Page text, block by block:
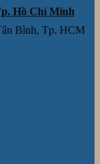
Hồ Chí Minh
Bình, Tp. HCM